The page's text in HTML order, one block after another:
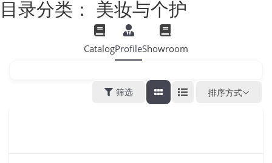
目录分类： 美妆与个护
CatalogProfileShowroom
筛选 排序方式